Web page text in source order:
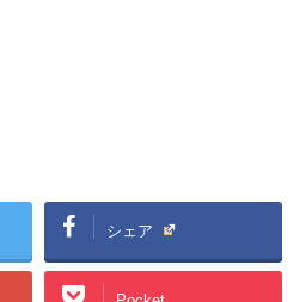
シェア